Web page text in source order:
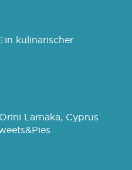
kulinarischer
Larnaka, Cyprus